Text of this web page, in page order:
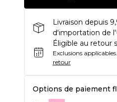
Livraison depuis
d'importation de
Éligible au retour
Exclusions applicables.
retour
Options de paiement